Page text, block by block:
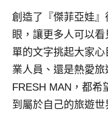
雜
誌
專
欄、
局
創造了『傑菲亞娃
眼，讓更多人可以
單的文字挑起大家
業人員、還是熱愛
FRESH MAN，都希
到屬於自己的旅遊世